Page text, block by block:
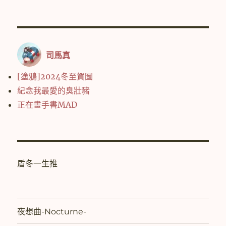
司馬真
[塗鴉]2024冬至賀圖
紀念我最愛的臭壯豬
正在畫手書MAD
盾冬一生推
夜想曲-Nocturne-